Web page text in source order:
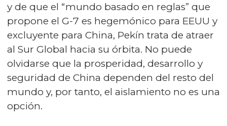
y de que el “mundo basado en reglas” que
propone el G-7 es hegemónico para EEUU y
excluyente para China, Pekín trata de atraer
al Sur Global hacia su órbita. No puede
olvidarse que la prosperidad, desarrollo y
seguridad de China dependen del resto del
mundo y, por tanto, el aislamiento no es una
opción.